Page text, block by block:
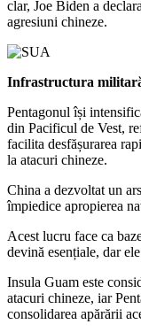
clar, Joe Biden a
agresiuni chineze.
Infrastructura
Pentagonul își
din Pacificul de Vest,
facilita desfășurarea
la atacuri chineze.
China a dezvoltat un
împiedice apropierea
Acest lucru face ca
devină esențiale, dar
Insula Guam este
atacuri chineze, iar
consolidarea apărării